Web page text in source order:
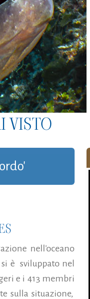
VISTO
nell'oceano
è sviluppato nel
e i 413 membri
sulla situazione,